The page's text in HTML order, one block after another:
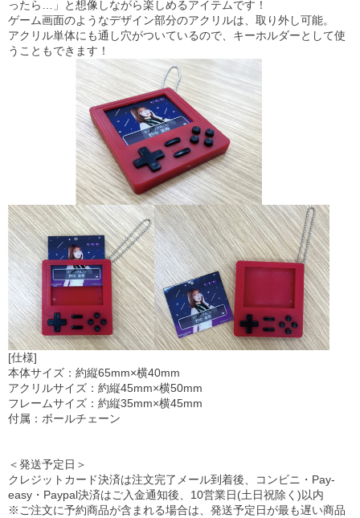
ったら…」と想像しながら楽しめるアイテムです！
ゲーム画面のようなデザイン部分のアクリルは、取り外し可能。
アクリル単体にも通し穴がついているので、キーホルダーとして使
うこともできます！
[仕様]
本体サイズ：約縦65mm×横40mm
アクリルサイズ：約縦45mm×横50mm
フレームサイズ：約縦35mm×横45mm
付属：ボールチェーン
＜発送予定日＞
クレジットカード決済は注文完了メール到着後、コンビニ・Pay-
easy・Paypal決済はご入金通知後、10営業日(土日祝除く)以内
※ご注文に予約商品が含まれる場合は、発送予定日が最も遅い商品